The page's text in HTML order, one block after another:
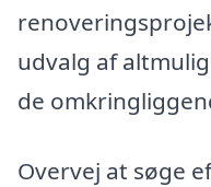
udvalg af
de
Overvej at søge